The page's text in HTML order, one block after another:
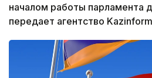
началом работы парламента
передает агентство